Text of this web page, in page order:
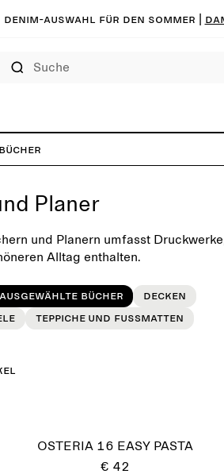
Denim-Auswahl für den Sommer |
Bücher
Planer
und Planern umfasst
Alltag enthalten.
Ausgewählte Bücher
Decken
Teppiche und Fußmatten
OSTERIA 16 EASY PASTA
€ 42